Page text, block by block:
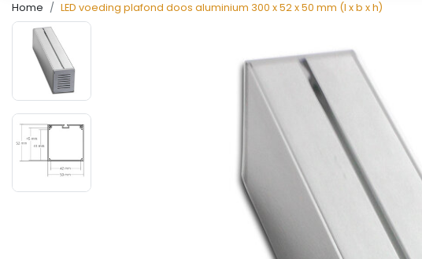
Home LED voeding plafond doos aluminium 300 x 52 x 50 mm (l x b x h)